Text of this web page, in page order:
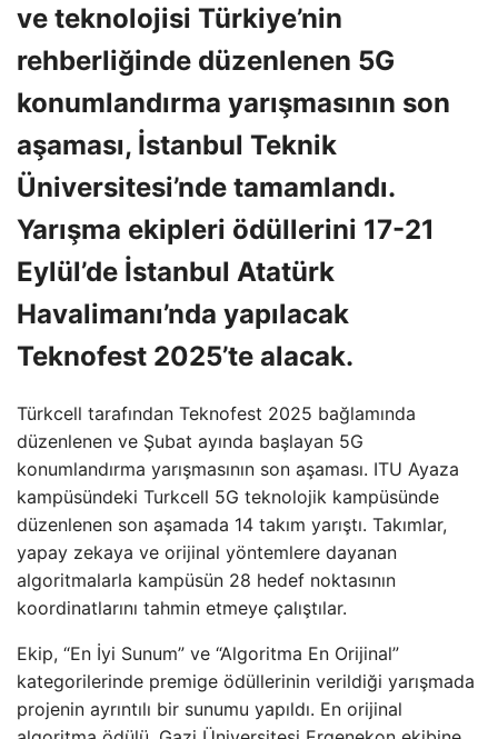
ve teknolojisi Türkiye’nin
rehberliğinde düzenlenen 5G
konumlandırma yarışmasının son
aşaması, İstanbul Teknik
Üniversitesi’nde tamamlandı.
Yarışma ekipleri ödüllerini 17-21
Eylül’de İstanbul Atatürk
Havalimanı’nda yapılacak
Teknofest 2025’te alacak.
Türkcell tarafından Teknofest 2025 bağlamında
düzenlenen ve Şubat ayında başlayan 5G
konumlandırma yarışmasının son aşaması. ITU Ayaza
kampüsündeki Turkcell 5G teknolojik kampüsünde
düzenlenen son aşamada 14 takım yarıştı. Takımlar,
yapay zekaya ve orijinal yöntemlere dayanan
algoritmalarla kampüsün 28 hedef noktasının
koordinatlarını tahmin etmeye çalıştılar.
Ekip, “En İyi Sunum” ve “Algoritma En Orijinal”
kategorilerinde premige ödüllerinin verildiği yarışmada
projenin ayrıntılı bir sunumu yapıldı. En orijinal